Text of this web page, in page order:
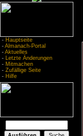
- Hauptseite
- Almanach-Portal
- Aktuelles
- Letzte Änderungen
- Mitmachen
- Zufällige Seite
- Hilfe